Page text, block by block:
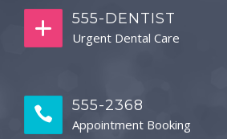
555-DENTIST
Urgent Dental Care
555-2368
Appointment Booking